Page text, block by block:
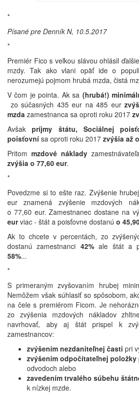
*
Písané pre Denník N, 10.5.2017
*
Premiér Fico s veľkou slávou ohlásil
mzdy. Tak ako vlani opäť ide o
nerozumejú pojmom hrubá mzda, čistá
V čom je pointa. Ak sa (hrubá!)
zo súčasných 435 eur na 485 eur
mzda zamestnanca sa oproti roku 2017
Avšakpríjmy štátu, Sociálnej
poisťovní sa oproti roku 2017 zvýšia až
Pritom mzdové náklady
zvýšia o 77,60 eur.
*
Povedzme si to ešte raz. Zvýšenie
eur znamená zvýšenie mzdových
o 77,60 eur. Zamestnanec dostane na
eurviac - štát a poisťovne dostanú o
Ak to chcete v percentách, zo
dostanú zamestnanci 42%ale štát a
58%...
*
S primeraným zvyšovaním hrubej
Nemôžem však súhlasiť so spôsobom,
na čele s premiérom Ficom. Je
zo zvýšenia mzdových nákladov
navrhovať, aby aj štát prispel k
zamestnancov:
zvýšením nezdaniteľnej časti pri
zvýšením odpočítateľnej položky
odvodoch alebo
zavedením trvalého súbehu
k nízkej mzde.